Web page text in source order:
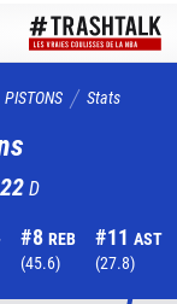
PISTONS Stats
22D
#8 REB
(45.6)
#11 AST
(27.8)